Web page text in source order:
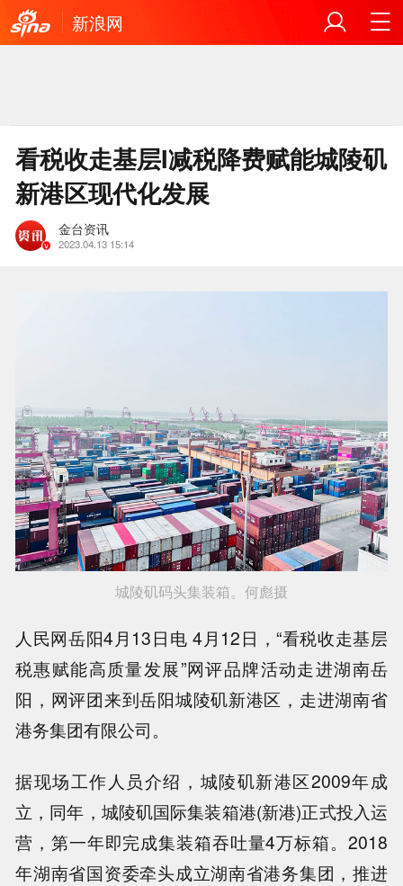
新浪网
看税收走基层I减税降费赋能城陵矶
新港区现代化发展
金台资讯
2023.04.13 15:14
城陵矶码头集装箱。何彪摄
人民网岳阳4月13日电 4月12日，“看税收走基层
税惠赋能高质量发展”网评品牌活动走进湖南岳
阳，网评团来到岳阳城陵矶新港区，走进湖南省
港务集团有限公司。
据现场工作人员介绍，城陵矶新港区2009年成
立，同年，城陵矶国际集装箱港(新港)正式投入运
营，第一年即完成集装箱吞吐量4万标箱。2018
年湖南省国资委牵头成立湖南省港务集团，推进